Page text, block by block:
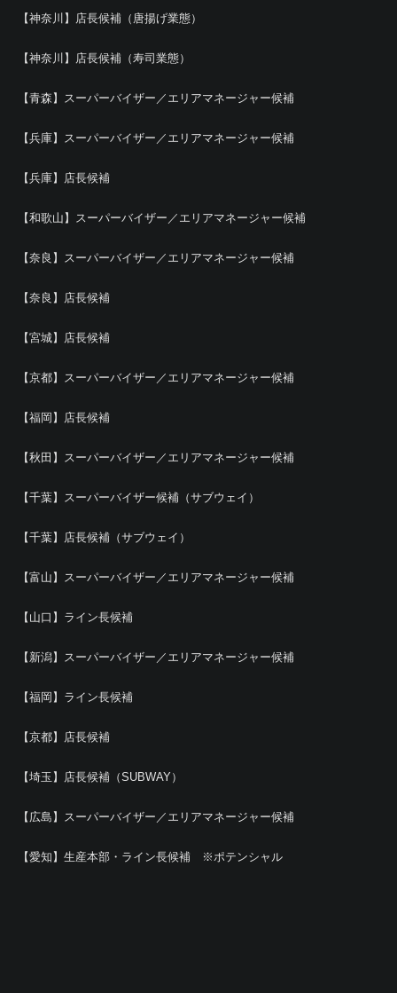
【神奈川】店長候補（唐揚げ業態）
【神奈川】店長候補（寿司業態）
【青森】スーパーバイザー／エリアマネージャー候補
【兵庫】スーパーバイザー／エリアマネージャー候補
【兵庫】店長候補
【和歌山】スーパーバイザー／エリアマネージャー候補
【奈良】スーパーバイザー／エリアマネージャー候補
【奈良】店長候補
【宮城】店長候補
【京都】スーパーバイザー／エリアマネージャー候補
【福岡】店長候補
【秋田】スーパーバイザー／エリアマネージャー候補
【千葉】スーパーバイザー候補（サブウェイ）
【千葉】店長候補（サブウェイ）
【富山】スーパーバイザー／エリアマネージャー候補
【山口】ライン長候補
【新潟】スーパーバイザー／エリアマネージャー候補
【福岡】ライン長候補
【京都】店長候補
【埼玉】店長候補（SUBWAY）
【広島】スーパーバイザー／エリアマネージャー候補
【愛知】生産本部・ライン長候補 ※ポテンシャル